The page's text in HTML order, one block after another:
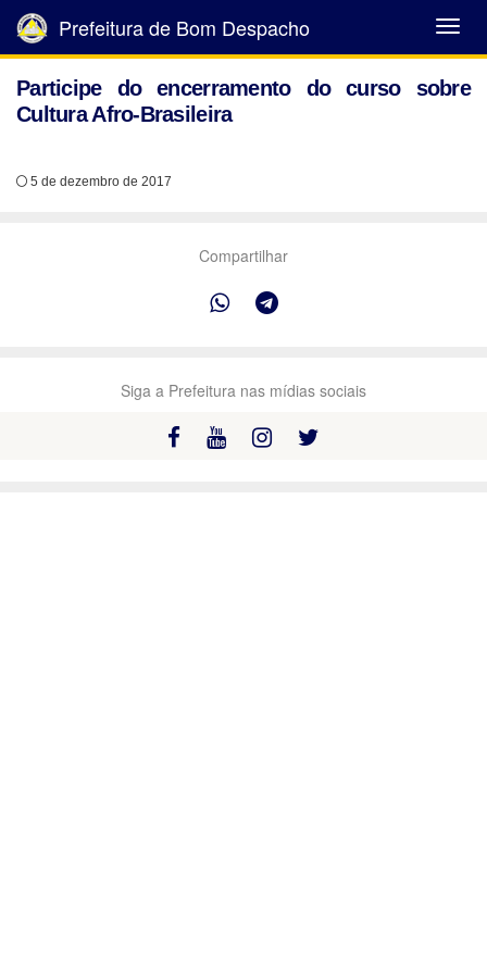
Abrir
Menu
Prefeitura de Bom Despacho
Participe do encerramento do curso sobre
Cultura Afro-Brasileira
5 de dezembro de 2017
Compartilhar
Siga a Prefeitura nas mídias sociais